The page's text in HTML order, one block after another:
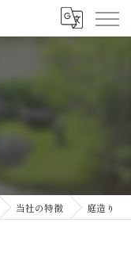
当社の特徴 庭造り